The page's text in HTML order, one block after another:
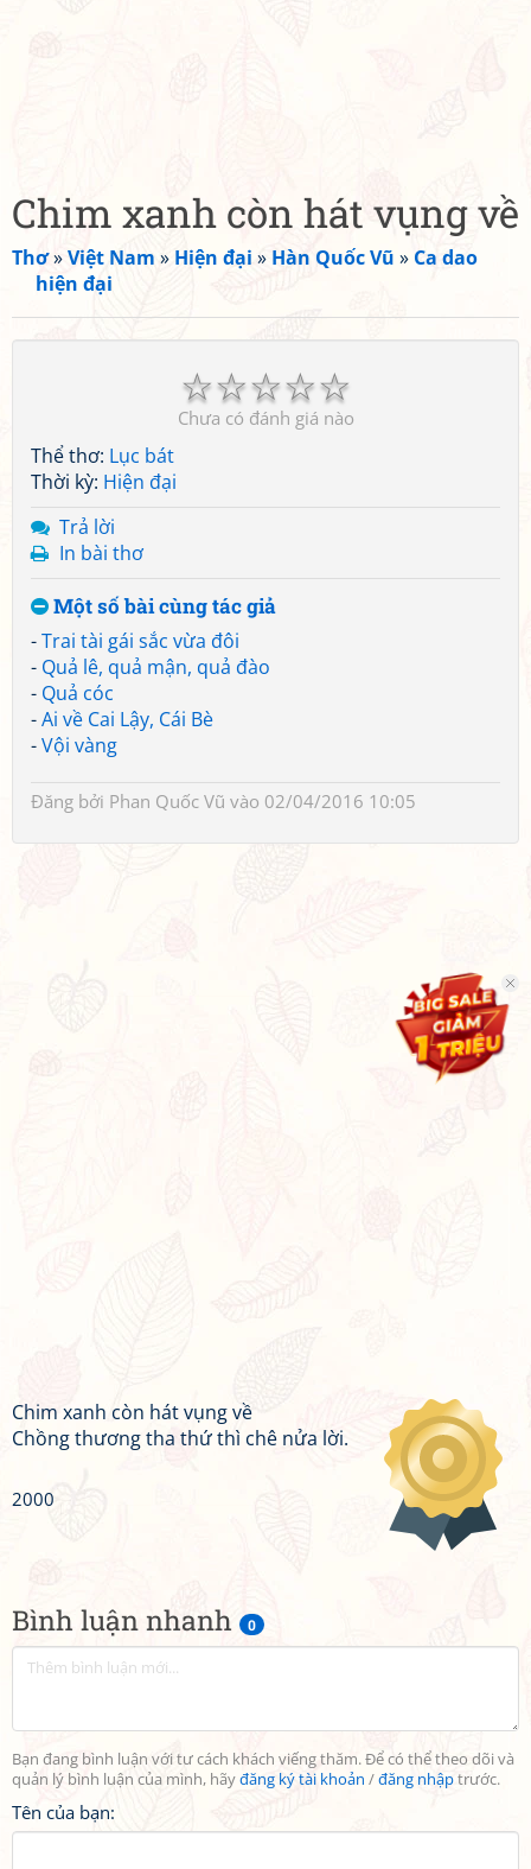
Bình luận nhanh 0
Bạn đang bình luận với tư cách khách viếng thăm. Để có thể theo dõi và
quản lý bình luận của mình, hãyđăng ký tài khoản /đăng nhậptrước.
Tên của bạn:
Chim xanh còn hát vụng về
Thơ»Việt Nam » Hiện đại » Hàn Quốc Vũ » Ca dao
hiện đại
☆
☆
☆
☆
☆
Chưa có đánh giá nào
Thể thơ: Lục bát
Thời kỳ: Hiện đại
Trả lời
In bài thơ
Một số bài cùng tác giả
-Trai tài gái sắc vừa đôi
- Quả lê, quả mận, quả đào
- Quả cóc
-Ai về Cai Lậy, Cái Bè
-Vội vàng
Đăng bởi Phan Quốc Vũ vào 02/04/2016 10:05
Chim xanh còn hát vụng về
Chồng thương tha thứ thì chê nửa lời.
2000